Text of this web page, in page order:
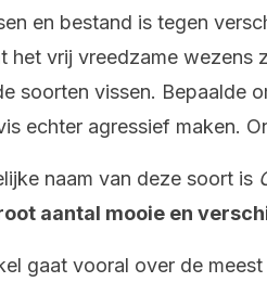
en bestand is tegen
het vrij vreedzame wezens
soorten vissen. Bepaalde
echter agressief maken.
naam van deze soort is
aantal mooie en
gaat vooral over de